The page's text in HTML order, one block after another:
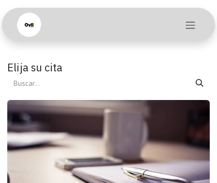
Ir al contenido
Elija su cita